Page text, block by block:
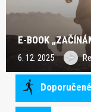
E-BOOK
6. 12. 2025